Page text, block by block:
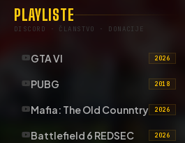
PLAYLISTE
DISCORD · ČLANSTVO · DONACIJE
GTA VI 2026
PUBG 2018
Mafia: The Old Counntry 2026
Battlefield 6 REDSEC 2026